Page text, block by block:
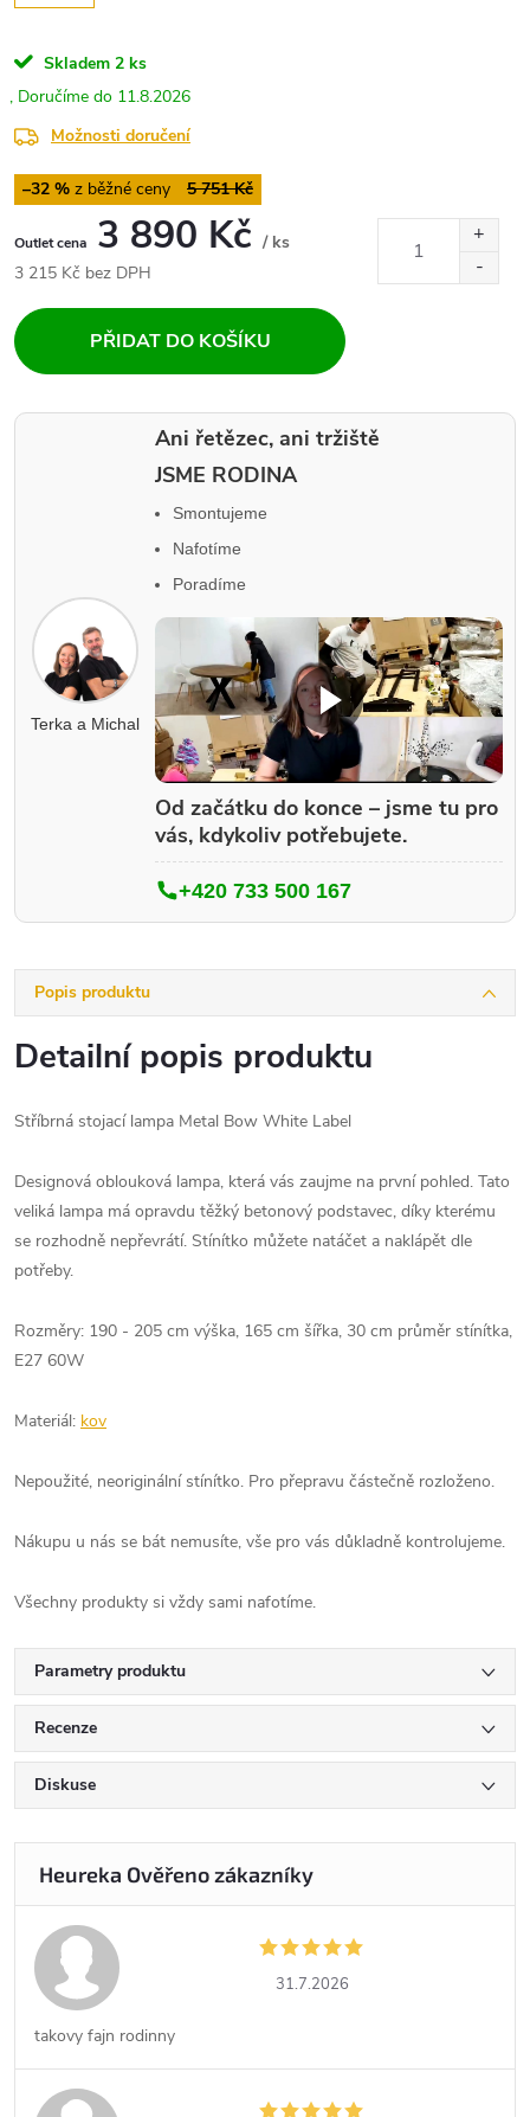
Skladem 2 ks
11.8.2026
Možnosti doručení
5 751 Kč
–32 %
3 890 Kč / ks
3 215 Kč bez DPH
PŘIDAT DO KOŠÍKU
Terka a Michal
Ani řetězec, ani tržiště
JSME RODINA
Smontujeme
Nafotíme
Poradíme
Od začátku do konce – jsme tu pro
vás, kdykoliv potřebujete.
+420 733 500 167
Popis produktu
Detailní popis produktu
Stříbrná stojací lampa Metal Bow White Label
Designová oblouková lampa, která vás zaujme na první pohled. Tato
veliká lampa má opravdu těžký betonový podstavec, díky kterému
se rozhodně nepřevrátí. Stínítko můžete natáčet a naklápět dle
potřeby.
Rozměry: 190 - 205 cm výška, 165 cm šířka, 30 cm průměr stínítka,
E27 60W
Materiál: kov
Nepoužité, neoriginální stínítko. Pro přepravu částečně rozloženo.
Nákupu u nás se bát nemusíte, vše pro vás důkladně kontrolujeme.
Všechny produkty si vždy sami nafotíme.
Parametry produktu
Recenze
Diskuse
31.7.2026
takovy fajn rodinny